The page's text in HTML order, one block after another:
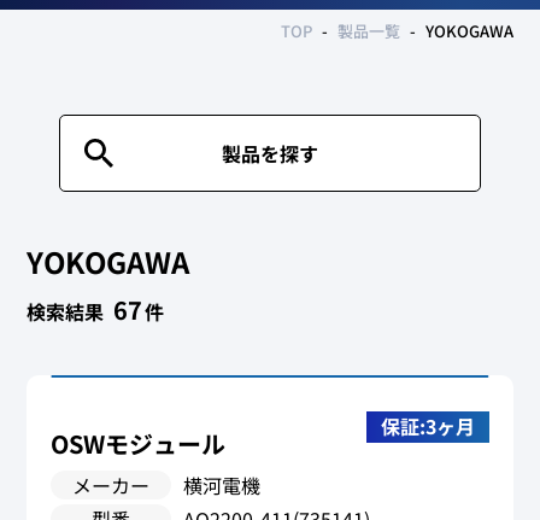
TOP 製品一覧 YOKOGAWA
製品を探す
YOKOGAWA
検索結果 67件
保証:3ヶ月
OSWモジュール
メーカー
横河電機